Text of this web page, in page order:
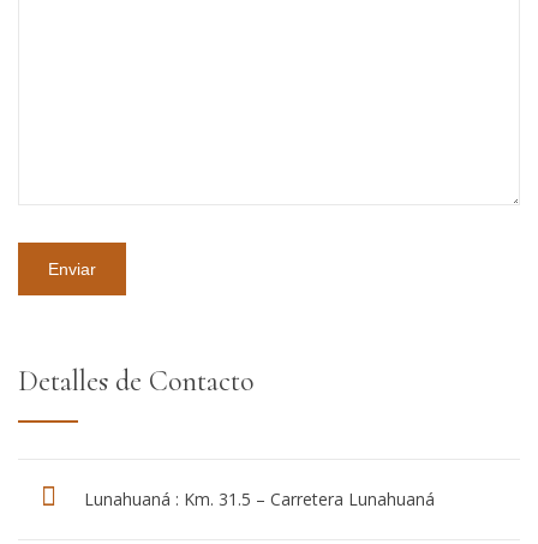
Detalles de Contacto
Lunahuaná : Km. 31.5 – Carretera Lunahuaná